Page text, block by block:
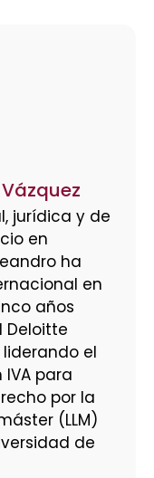
jurídica y de
en
ha
en
años
Deloitte
liderando el
para
por la
(LLM)
de